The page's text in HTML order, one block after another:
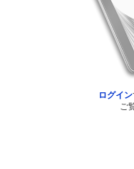
ログイン
ご